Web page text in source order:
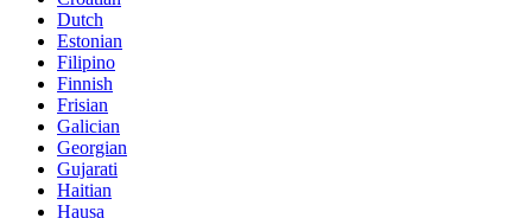
Dutch
Estonian
Filipino
Finnish
Frisian
Galician
Georgian
Gujarati
Haitian
Hausa